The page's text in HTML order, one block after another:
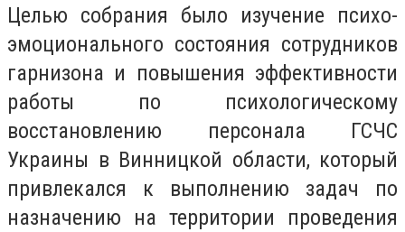
Целью собрания было изучение психо-
эмоционального состояния сотрудников
гарнизона и повышения эффективности
работы по психологическому
восстановлению персонала ГСЧС
Украины в Винницкой области, который
привлекался к выполнению задач по
назначению на территории проведения